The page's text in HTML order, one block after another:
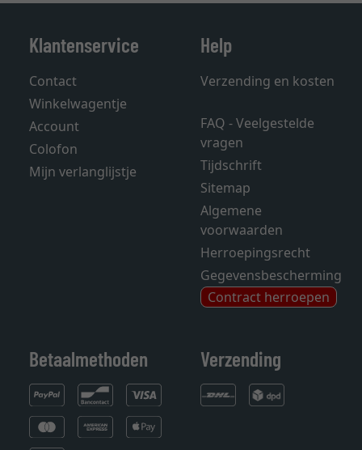
Klantenservice
Contact
Winkelwagentje
Account
Colofon
Mijn verlanglijstje
Help
Verzending en kosten
FAQ - Veelgestelde
vragen
Tijdschrift
Sitemap
Algemene
voorwaarden
Herroepingsrecht
Gegevensbescherming
Contract herroepen
Betaalmethoden Verzending